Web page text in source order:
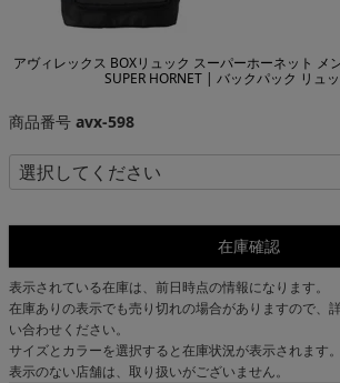
アヴィレックス BOXリュック スーパーホーネット メ
SUPER HORNET | バックパック リュ
商品番号 avx-598
在庫確認
表示されている在庫は、前日時点の情報になります。
在庫ありの表示でも売り切れの場合がありますので、
い合わせください。
サイズとカラーを選択すると在庫状況が表示されます。
表示のない店舗は、取り扱いがございません。